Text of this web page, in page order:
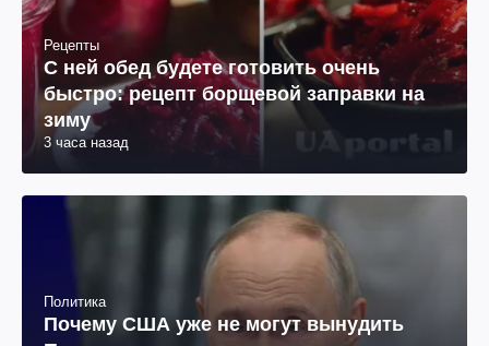
Рецепты
С ней обед будете готовить очень
быстро: рецепт борщевой заправки на
зиму
3 часа назад
Политика
Почему США уже не могут вынудить